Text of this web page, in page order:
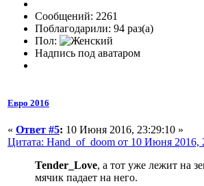
Сообщений: 2261
Поблагодарили: 94 раз(а)
Пол:
Надпись под аватаром
Евро 2016
« Ответ #5: 10 Июня 2016, 23:29:10 »
Цитата: Hand_of_doom от 10 Июня 2016,
Tender_Love, а тот уже лежит на
мячик падает на него.